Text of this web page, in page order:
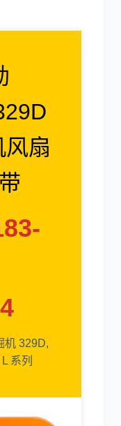
三一
扇
机 329D,
系列